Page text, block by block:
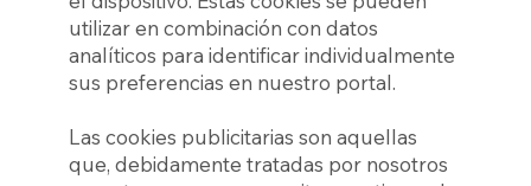
utilizar en combinación con datos
analíticos para identificar individualmente
sus preferencias en nuestro portal.
Las cookies publicitarias son aquellas
que, debidamente tratadas por nosotros